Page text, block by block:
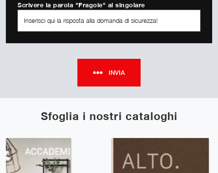
Sfoglia i nostri cataloghi
Scrivere la parola "Fragole" al singolare
INVIA